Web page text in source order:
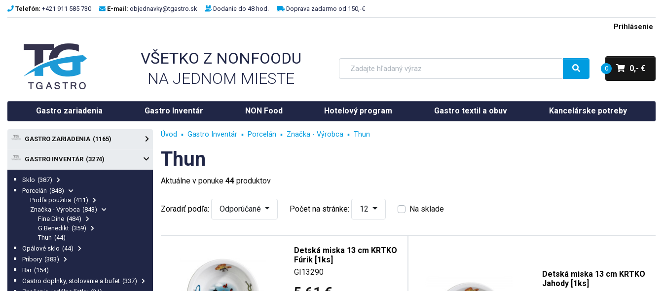
Telefón: +421 911 585 730 E-mail: objednavky@tgastro.sk Dodanie do 48 hod. Doprava zadarmo od 150,-€
Prihlásenie
VŠETKO Z NONFOODU
NA JEDNOM MIESTE
0 0,- €
Gastro zariadenia Gastro Inventár NON Food Hotelový program Gastro textil a obuv Kancelárske potreby
GASTRO ZARIADENIA (1165)
GASTRO INVENTÁR (3274)
Sklo (387)
Porcelán (848)
Podľa použitia (411)
Značka - Výrobca (843)
Fine Dine (484)
G.Benedikt (359)
Thun (44)
Opálové sklo (44)
Príbory (383)
Bar (154)
Gastro doplnky, stolovanie a bufet (337)
Úvod Gastro Inventár Porcelán Značka - Výrobca Thun
Thun
Aktuálne v ponuke 44produktov
Zoradiť podľa: Odporúčané Počet na stránke: 12 Na sklade
Detská miska 13 cm KRTKO
Fúrik [1ks]
GI13290
Detská miska 13 cm KRTKO
Jahody [1ks]